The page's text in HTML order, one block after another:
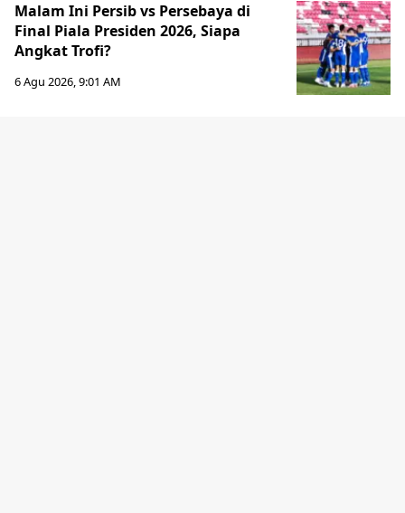
Malam Ini Persib vs Persebaya di
Final Piala Presiden 2026, Siapa
Angkat Trofi?
6 Agu 2026, 9:01 AM